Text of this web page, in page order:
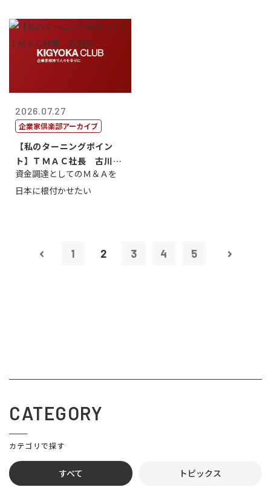
2026.07.27
企業家倶楽部アーカイブ
【私のターニングポイン
ト】ＴＭＡＣ社長 古川英
一
資金調達としてのＭ＆Ａを
日本に根付かせたい
1 2 3 4 5
CATEGORY
カテゴリで探す
すべて トピックス